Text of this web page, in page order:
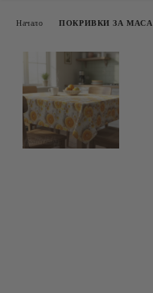
Начало ПОКРИВКИ ЗА МАСА